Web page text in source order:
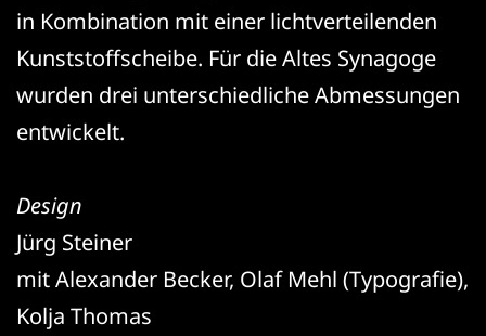
in Kombination mit einer lichtverteilenden
Kunststoffscheibe. Für die Altes Synagoge
wurden drei unterschiedliche Abmessungen
entwickelt.
Design
Jürg Steiner
mit Alexander Becker, Olaf Mehl (Typografie),
Kolja Thomas